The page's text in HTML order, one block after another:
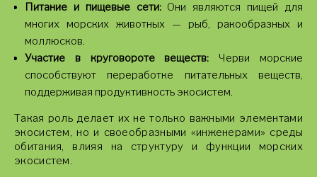
Питание и пищевые сети:Они являются пищей для
многих морских животных — рыб, ракообразных и
моллюсков.
Участие в круговороте веществ: Черви морские
способствуют переработке питательных веществ,
поддерживая продуктивность экосистем.
Такая роль делает их не только важными элементами
экосистем, но и своеобразными «инженерами» среды
обитания, влияя на структуру и функции морских
экосистем.